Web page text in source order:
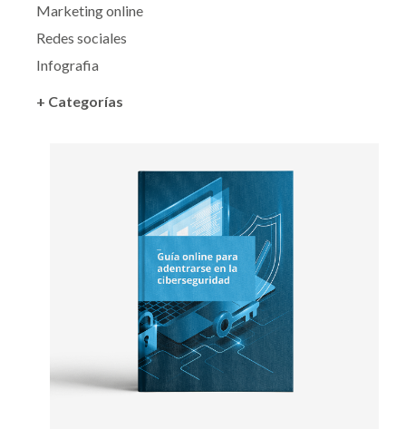
Marketing online
Redes sociales
Infografia
+ Categorías